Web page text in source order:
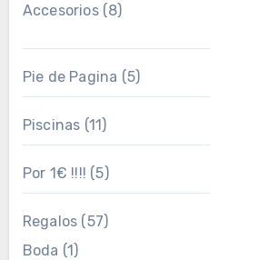
Accesorios(8)
Pie de Pagina (5)
Piscinas (11)
Por 1€ !!!! (5)
Regalos (57)
Boda (1)